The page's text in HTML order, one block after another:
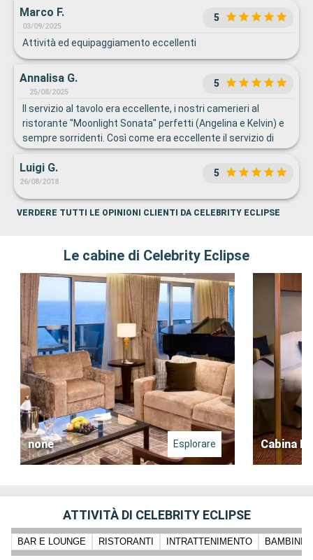
Marco F.
03/09/2025
5
Attività ed equipaggiamento eccellenti
Annalisa G.
25/08/2025
5
Il servizio al tavolo era eccellente, i nostri camerieri al
ristorante "Moonlight Sonata" perfetti (Angelina e Kelvin) e
sempre sorridenti. Così come era eccellente il servizio di
pulizia in camera (Momo) e l'organizzazione per l'accesso
alla nave e per gli scali.
Luigi G.
26/08/2018
5
VERDERE TUTTI LE OPINIONI CLIENTI DA CELEBRITY ECLIPSE
Le cabine di Celebrity Eclipse
none Esplorare Cabina
ATTIVITÀ DI CELEBRITY ECLIPSE
BAR E LOUNGE RISTORANTI INTRATTENIMENTO BAMBINI